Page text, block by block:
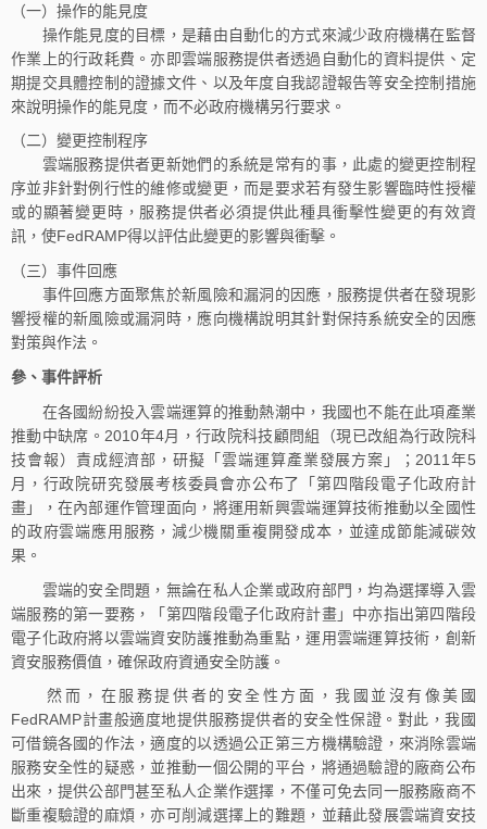
（一）操作的能見度
操作能見度的目標，是藉由自動化的方式來減少政府機構在監督
作業上的行政耗費。亦即雲端服務提供者透過自動化的資料提供、定
期提交具體控制的證據文件、以及年度自我認證報告等安全控制措施
來說明操作的能見度，而不必政府機構另行要求。
（二）變更控制程序
雲端服務提供者更新她們的系統是常有的事，此處的變更控制程
序並非針對例行性的維修或變更，而是要求若有發生影響臨時性授權
或的顯著變更時，服務提供者必須提供此種具衝擊性變更的有效資
訊，使FedRAMP得以評估此變更的影響與衝擊。
（三）事件回應
事件回應方面聚焦於新風險和漏洞的因應，服務提供者在發現影
響授權的新風險或漏洞時，應向機構說明其針對保持系統安全的因應
對策與作法。
參、事件評析
在各國紛紛投入雲端運算的推動熱潮中，我國也不能在此項產業
推動中缺席。2010年4月，行政院科技顧問組（現已改組為行政院科
技會報）責成經濟部，研擬「雲端運算產業發展方案」；2011年5
月，行政院研究發展考核委員會亦公布了「第四階段電子化政府計
畫」，在內部運作管理面向，將運用新興雲端運算技術推動以全國性
的政府雲端應用服務，減少機關重複開發成本，並達成節能減碳效
果。
雲端的安全問題，無論在私人企業或政府部門，均為選擇導入雲
端服務的第一要務，「第四階段電子化政府計畫」中亦指出第四階段
電子化政府將以雲端資安防護推動為重點，運用雲端運算技術，創新
資安服務價值，確保政府資通安全防護。
然而，在服務提供者的安全性方面，我國並沒有像美國
FedRAMP計畫般適度地提供服務提供者的安全性保證。對此，我國
可借鏡各國的作法，適度的以透過公正第三方機構驗證，來消除雲端
服務安全性的疑惑，並推動一個公開的平台，將通過驗證的廠商公布
出來，提供公部門甚至私人企業作選擇，不僅可免去同一服務廠商不
斷重複驗證的麻煩，亦可削減選擇上的難題，並藉此發展雲端資安技